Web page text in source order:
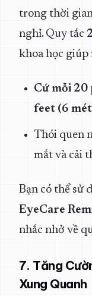
trong thời
nghỉ. Quy tắc
khoa học giúp
Cứ mỗi 20
feet (6
Thói quen
mắt và cải
Bạn có thể sử
EyeCare
nhắc nhở về
7. Tăng
Xung Quanh